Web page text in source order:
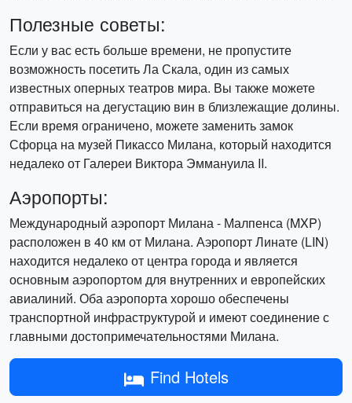
Полезные советы:
Если у вас есть больше времени, не пропустите
возможность посетить Ла Скала, один из самых
известных оперных театров мира. Вы также можете
отправиться на дегустацию вин в близлежащие долины.
Если время ограничено, можете заменить замок
Сфорца на музей Пикассо Милана, который находится
недалеко от Галереи Виктора Эммануила II.
Аэропорты:
Международный аэропорт Милана - Малпенса (MXP)
расположен в 40 км от Милана. Аэропорт Линате (LIN)
находится недалеко от центра города и является
основным аэропортом для внутренних и европейских
авиалиний. Оба аэропорта хорошо обеспечены
транспортной инфраструктурой и имеют соединение с
главными достопримечательностями Милана.
Find Hotels